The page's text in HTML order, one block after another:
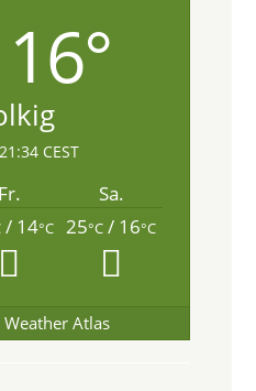
16°
21:34 CEST
Fr.
Sa.
/ 14°C 25°C / 16°C
Weather Atlas